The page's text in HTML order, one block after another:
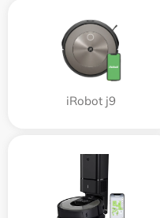
iRobot j9